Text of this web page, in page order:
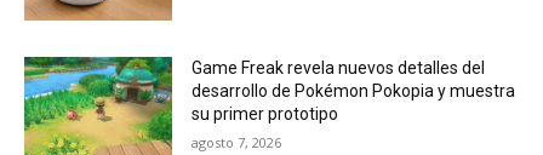
Game Freak revela nuevos detalles del
desarrollo de Pokémon Pokopia y muestra
su primer prototipo
agosto 7, 2026